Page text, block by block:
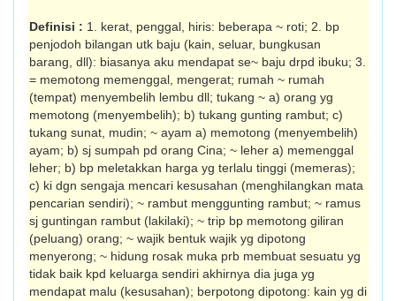
Definisi : 1. kerat, penggal, hiris: beberapa ~ roti; 2. bp
penjodoh bilangan utk baju (kain, seluar, bungkusan
barang, dll): biasanya aku mendapat se~ baju drpd ibuku; 3.
= memotong memenggal, mengerat; rumah ~ rumah
(tempat) menyembelih lembu dll; tukang ~ a) orang yg
memotong (menyembelih); b) tukang gunting rambut; c)
tukang sunat, mudin; ~ ayam a) memotong (menyembelih)
ayam; b) sj sumpah pd orang Cina; ~ leher a) memenggal
leher; b) bp meletakkan harga yg terlalu tinggi (memeras);
c) ki dgn sengaja mencari kesusahan (menghilangkan mata
pencarian sendiri); ~ rambut menggunting rambut; ~ ramus
sj guntingan rambut (laki­laki); ~ trip bp memotong giliran
(peluang) orang; ~ wajik bentuk wajik yg dipotong
menyerong; ~ hidung rosak muka prb membuat sesuatu yg
tidak baik kpd keluarga sendiri akhirnya dia juga yg
mendapat malu (kesusahan); berpotong dipotong: kain yg di